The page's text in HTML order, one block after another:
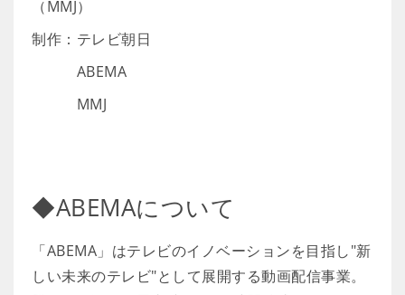
（MMJ）
制作：テレビ朝日
ABEMA
MMJ
◆ABEMAについて
「ABEMA」はテレビのイノベーションを目指し"新
しい未来のテレビ"として展開する動画配信事業。